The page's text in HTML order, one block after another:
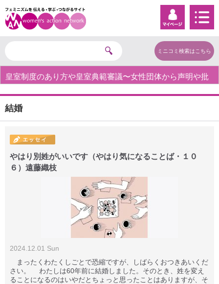
ミニコミ検索はこちら
皇室制度のあり方や皇室典範審議〜女性団体から声明や批
結婚
やはり別姓がいいです（やはり気になることば・１０
６）遠藤織枝
2024.12.01 Sun
まったくわたくしごとで恐縮ですが、しばらくおつきあいくだ
さい。 わたしは60年前に結婚しました。そのとき、姓を変え
ることになるのはいやだとちょっと思ったことはありますが、そ